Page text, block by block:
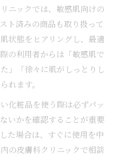
ニックでは、敏感肌向けの
ト済みの商品も取り扱って
状態をヒアリングし、最適
の利用者からは「敏感肌で
」「徐々に肌がしっとりし
れます。
化粧品を使う際は必ずパッ
いかを確認することが重要
た場合は、すぐに使用を中
の皮膚科クリニックで相談